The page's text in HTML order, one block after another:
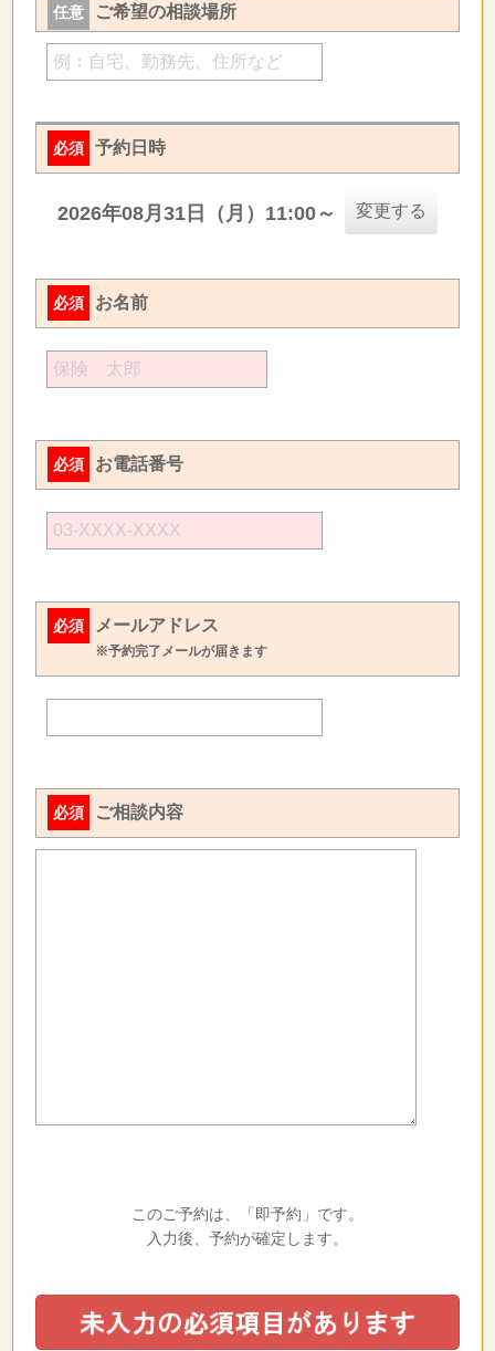
任意 ご希望の相談場所
必須 予約日時
2026年08月31日（月）11:00～ 変更する
必須 お名前
必須 お電話番号
必須 メールアドレス
※予約完了メールが届きます
必須 ご相談内容
このご予約は、「即予約」です。
入力後、予約が確定します。